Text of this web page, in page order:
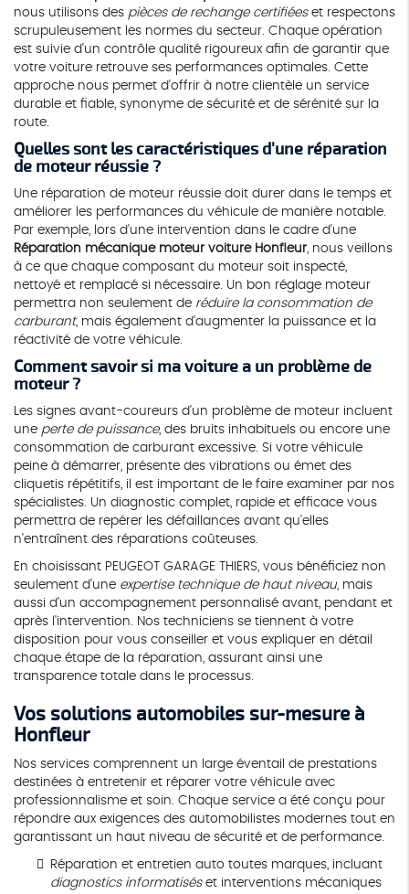
nous utilisons des pièces de rechange certifiéeset respectons
scrupuleusement les normes du secteur. Chaque opération
est suivie d'un contrôle qualité rigoureux afin de garantir que
votre voiture retrouve ses performances optimales. Cette
approche nous permet d'offrir à notre clientèle un service
durable et fiable, synonyme de sécurité et de sérénité sur la
route.
Quelles sont les caractéristiques d'une réparation
de moteur réussie ?
Une réparation de moteur réussie doit durer dans le temps et
améliorer les performances du véhicule de manière notable.
Par exemple, lors d'une intervention dans le cadre d'une
Réparation mécanique moteur voiture Honfleur , nous veillons
à ce que chaque composant du moteur soit inspecté,
nettoyé et remplacé si nécessaire. Un bon réglage moteur
permettra non seulement de réduire la consommation de
carburant, mais également d'augmenter la puissance et la
réactivité de votre véhicule.
Comment savoir si ma voiture a un problème de
moteur ?
Les signes avant-coureurs d'un problème de moteur incluent
une perte de puissance, des bruits inhabituels ou encore une
consommation de carburant excessive. Si votre véhicule
peine à démarrer, présente des vibrations ou émet des
cliquetis répétitifs, il est important de le faire examiner par nos
spécialistes. Un diagnostic complet, rapide et efficace vous
permettra de repérer les défaillances avant qu'elles
n'entraînent des réparations coûteuses.
En choisissant PEUGEOT GARAGE THIERS, vous bénéficiez non
seulement d'une expertise technique de haut niveau, mais
aussi d'un accompagnement personnalisé avant, pendant et
après l'intervention. Nos techniciens se tiennent à votre
disposition pour vous conseiller et vous expliquer en détail
chaque étape de la réparation, assurant ainsi une
transparence totale dans le processus.
Vos solutions automobiles sur-mesure à
Honfleur
Nos services comprennent un large éventail de prestations
destinées à entretenir et réparer votre véhicule avec
professionnalisme et soin. Chaque service a été conçu pour
répondre aux exigences des automobilistes modernes tout en
garantissant un haut niveau de sécurité et de performance.
Réparation et entretien auto toutes marques, incluant
diagnostics informatiséset interventions mécaniques